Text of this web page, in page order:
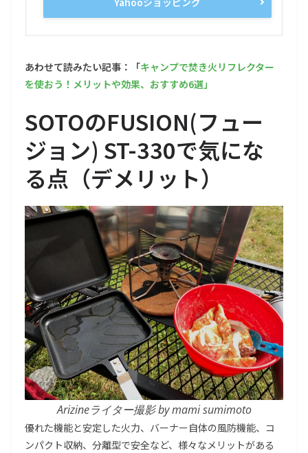
あわせて読みたい記事：「キャンプで焚き火リフレクター
を使おう！メリットや効果、おすすめ6選」
SOTOのFUSION(フュー
ジョン) ST-330で気にな
る点（デメリット）
Arizineライター撮影 by mami sumimoto
優れた機能と安定した火力、バーナー自体の風防機能、コ
ンパクト収納、分離型で安全など、様々なメリットがある